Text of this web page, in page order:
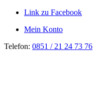
Link zu Facebook
Mein Konto
Telefon: 0851 / 21 24 73 76